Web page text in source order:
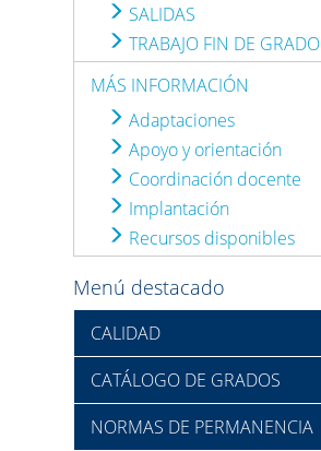
SALIDAS
TRABAJO FIN DE GRADO
MÁS INFORMACIÓN
Adaptaciones
Apoyo y orientación
Coordinación docente
Implantación
Recursos disponibles
Menú destacado
CALIDAD
CATÁLOGO DE GRADOS
NORMAS DE PERMANENCIA